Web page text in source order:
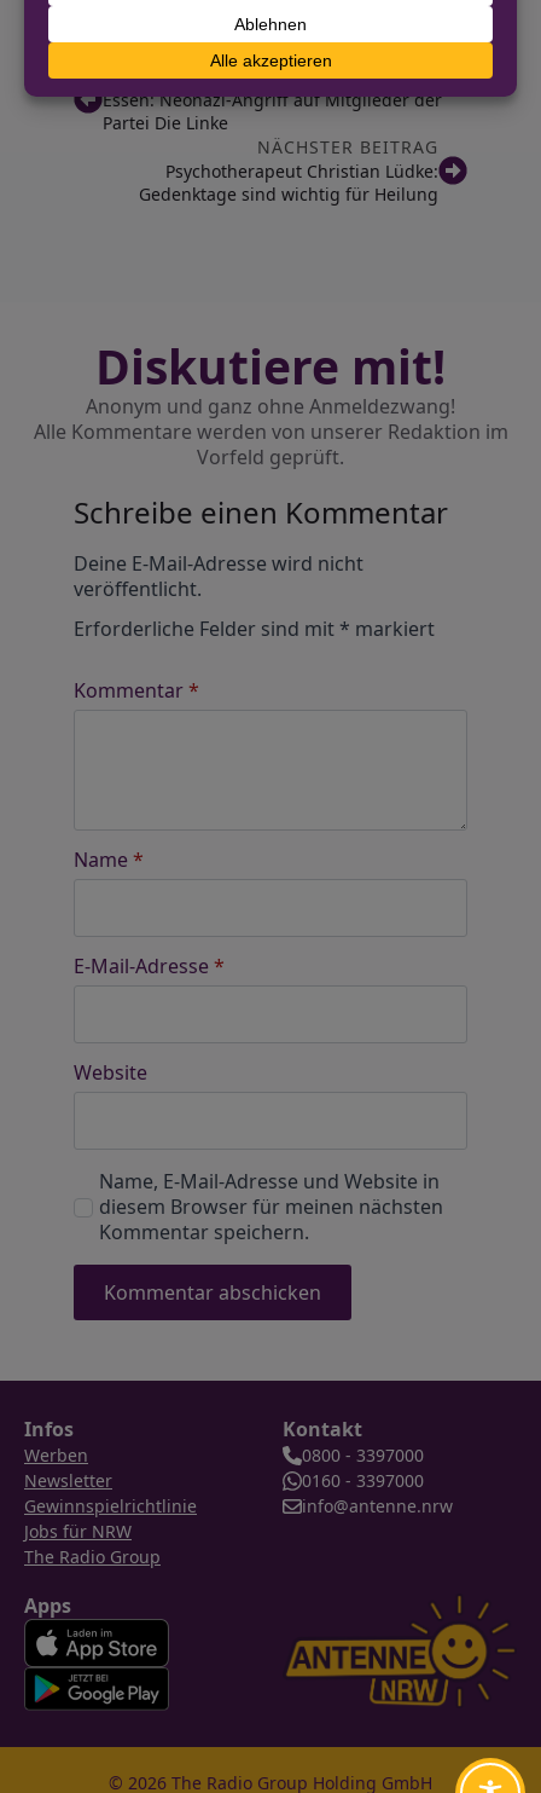
VORHERIGER BEITRAG
Essen: Neonazi-Angriff auf Mitglieder der
Partei Die Linke
NÄCHSTER BEITRAG
Psychotherapeut Christian Lüdke:
Gedenktage sind wichtig für Heilung
Diskutiere mit!
Anonym und ganz ohne Anmeldezwang!
Alle Kommentare werden von unserer Redaktion im
Vorfeld geprüft.
Schreibe einen Kommentar
Deine E-Mail-Adresse wird nicht
veröffentlicht.
Erforderliche Felder sind mit* markiert
Kommentar*
Name *
E-Mail-Adresse *
Website
Name, E-Mail-Adresse und Website in
diesem Browser für meinen nächsten
Kommentar speichern.
Infos
Werben
Newsletter
Gewinnspielrichtlinie
Jobs für NRW
The Radio Group
Kontakt
0800 - 3397000
0160 - 3397000
info@antenne.nrw
Apps
© 2026 The Radio Group Holding GmbH